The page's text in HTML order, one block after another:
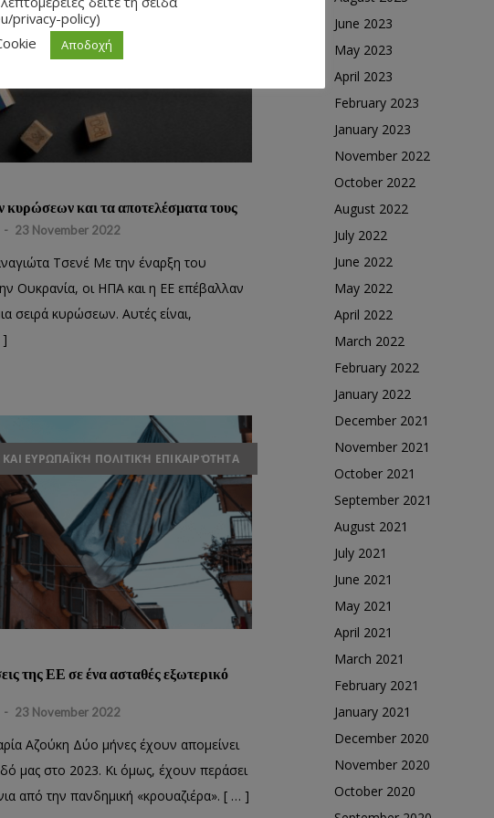
κυρώσεων και τα αποτελέσματα τους
- 23 November 2022
Τσενέ Με την έναρξη του
Ουκρανία, οι ΗΠΑ και η ΕΕ επέβαλλαν
σειρά κυρώσεων. Αυτές είναι,
]
ΕΥΡΩΠΑΪΚΉ ΠΟΛΙΤΙΚΉ ΕΠΙΚΑΙΡΌΤΗΤΑ
της ΕΕ σε ένα ασταθές εξωτερικό
- 23 November 2022
Αζούκη Δύο μήνες έχουν απομείνει
μας στο 2023. Κι όμως, έχουν περάσει
από την πανδημική «κρουαζιέρα». [ … ]
June 2023
May 2023
April 2023
February 2023
January 2023
November 2022
October 2022
August 2022
July 2022
June 2022
May 2022
April 2022
March 2022
February 2022
January 2022
December 2021
November 2021
October 2021
September 2021
August 2021
July 2021
June 2021
May 2021
April 2021
March 2021
February 2021
January 2021
December 2020
November 2020
October 2020
privacy-policy)
Αποδοχή